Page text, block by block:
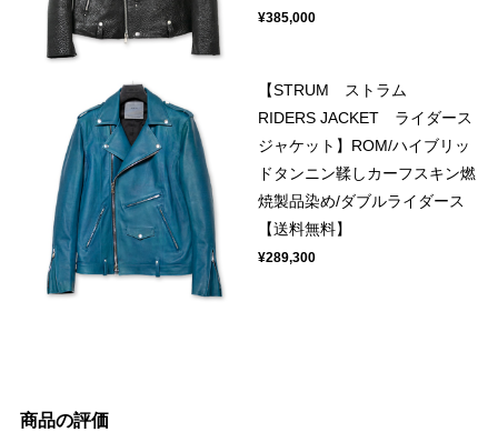
¥385,000
【STRUM ストラム
RIDERS JACKET ライダース
ジャケット】ROM/ハイブリッ
ドタンニン鞣しカーフスキン燃
焼製品染め/ダブルライダース
【送料無料】
¥289,300
商品の評価